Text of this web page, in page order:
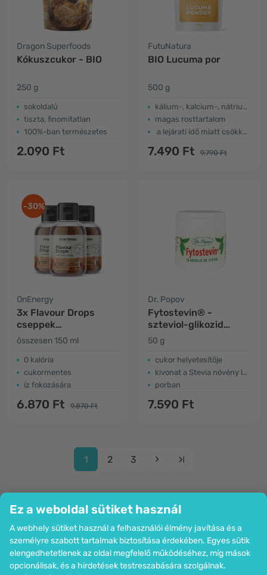
Ez a weboldal sütiket használ
A webhely sütiket használ a felhasználói élmény javítása és a
személyre szabott tartalmak biztosítása érdekében. Egyes sütik
elengedhetetlenek az oldal megfelelő működéséhez, míg mások
opcionálisak, és a hirdetések testreszabására szolgálnak.
Dragon Superfoods
Kókuszcukor - BIO
250 g
sokoldalú
tiszta, finomítatlan
100%-ban természetes
2.090 Ft
FutuNatura
BIO Lucuma por
500 g
kálium-, kalcium-, nátrium- és vasforrás
magas rosttartalom
a lejárati idő miatt csökkent az ár
7.490 Ft 9.790 Ft
-30%
OnEnergy
3x Flavour Drops
cseppek
édesítőszerrel –
összesen 150 ml
0 kalória
cukormentes
íz fokozására
6.870 Ft 9.870 Ft
Dr. Popov
Fytostevin® -
szteviol-glikozid
alapú asztali
édesítőszer
50 g
cukor helyetesítője
kivonat a Stevia növény leveleiből
porban
7.590 Ft
1 2 3
Cég
Információk
Csatlakozzon hozzánk